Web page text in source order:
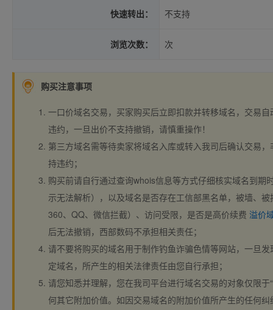
快速转出： 不支持
浏览次数： 次
购买注意事项
一口价域名交易，买家购买后立即扣款并转移域名，交易
违约，一旦出价不支持撤销，请慎重操作！
第三方域名需等待卖家将域名入库或转入我司后确认交易
持违约；
购买前请自行通过查询whois信息等方式仔细核实域名到期
示无法解析），以及域名是否存在工信部黑名单，被墙、
360、QQ、微信拦截）、访问受限，是否是高价续费 溢价
后无法撤销，西部数码不承担相关责任；
请不要将购买的域名用于制作钓鱼诈骗色情等网站，一旦
定域名，所产生的相关法律责任由您自行承担；
请您知悉并理解，您在我司平台进行域名交易的对象仅限于
何其它附加价值。如因交易域名的附加价值所产生的任何